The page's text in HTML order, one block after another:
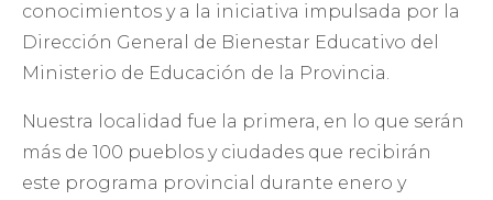
conocimientos y a la iniciativa impulsada por la
Dirección General de Bienestar Educativo del
Ministerio de Educación de la Provincia.
Nuestra localidad fue la primera, en lo que serán
más de 100 pueblos y ciudades que recibirán
este programa provincial durante enero y